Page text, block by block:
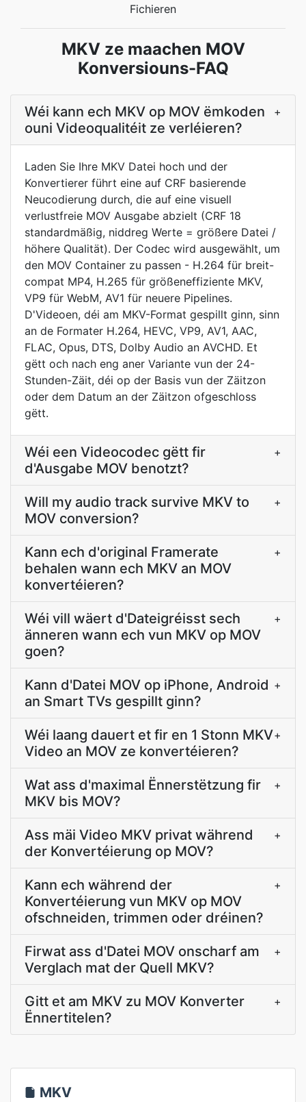
Fichieren
MKV ze maachen MOV
Konversiouns-FAQ
Wéi kann ech MKV op MOV ëmkoden
ouni Videoqualitéit ze verléieren?
+
Laden Sie Ihre MKV Datei hoch und der
Konvertierer führt eine auf CRF basierende
Neucodierung durch, die auf eine visuell
verlustfreie MOV Ausgabe abzielt (CRF 18
standardmäßig, niddreg Werte = größere Datei /
höhere Qualität). Der Codec wird ausgewählt, um
den MOV Container zu passen - H.264 für breit-
compat MP4, H.265 für größeneffiziente MKV,
VP9 für WebM, AV1 für neuere Pipelines.
D'Videoen, déi am MKV-Format gespillt ginn, sinn
an de Formater H.264, HEVC, VP9, AV1, AAC,
FLAC, Opus, DTS, Dolby Audio an AVCHD. Et
gëtt och nach eng aner Variante vun der 24-
Stunden-Zäit, déi op der Basis vun der Zäitzon
oder dem Datum an der Zäitzon ofgeschloss
gëtt.
Wéi een Videocodec gëtt fir
d'Ausgabe MOV benotzt?
+
Will my audio track survive MKV to
MOV conversion?
+
Kann ech d'original Framerate
behalen wann ech MKV an MOV
konvertéieren?
+
Wéi vill wäert d'Dateigréisst sech
änneren wann ech vun MKV op MOV
goen?
+
Kann d'Datei MOV op iPhone, Android
an Smart TVs gespillt ginn?
+
Wéi laang dauert et fir en 1 Stonn MKV
Video an MOV ze konvertéieren?
+
Wat ass d'maximal Ënnerstëtzung fir
MKV bis MOV?
+
Ass mäi Video MKV privat während
der Konvertéierung op MOV?
+
Kann ech während der
Konvertéierung vun MKV op MOV
ofschneiden, trimmen oder dréinen?
+
Firwat ass d'Datei MOV onscharf am
Verglach mat der Quell MKV?
+
Gitt et am MKV zu MOV Konverter
Ënnertitelen?
+
MKV